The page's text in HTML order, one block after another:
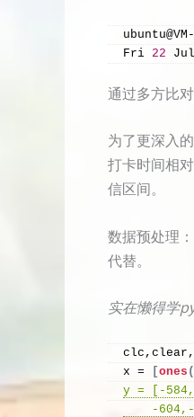
ubuntu@VM-
Fri 22
通过多方比
为了更深入
打卡时间相
信区间。
数据预处理
代替。
实在懒得学
x =
[ones (
y = [-
-